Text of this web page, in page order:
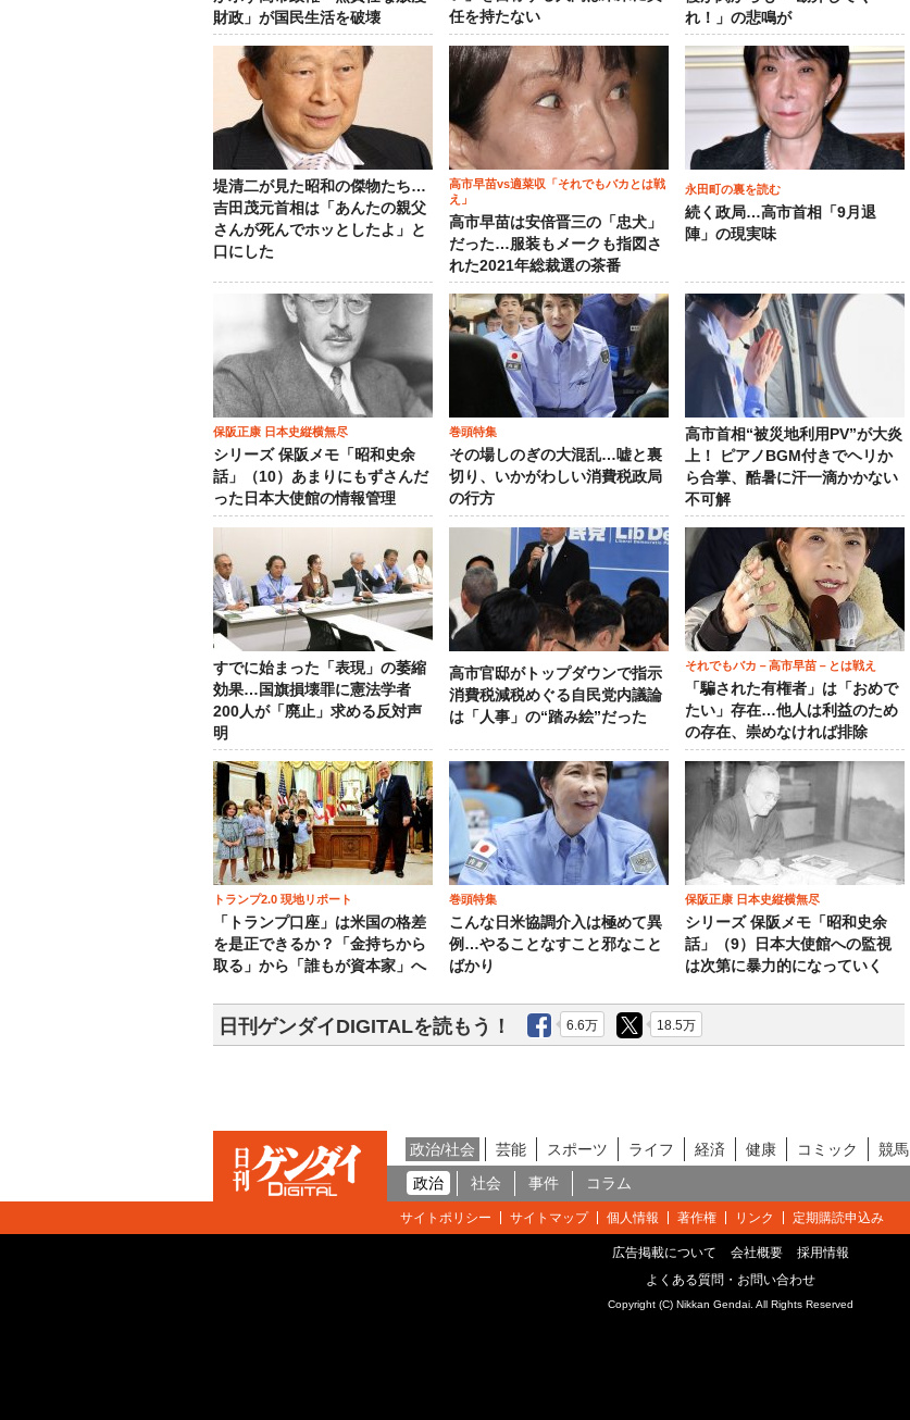
財政」が国民生活を破壊
任を持たない
れ！」の悲鳴が
堤清二が見た昭和の傑物たち…
吉田茂元首相は「あんたの親父
さんが死んでホッとしたよ」と
口にした
高市早苗vs適菜収「それでもバカとは戦
え」
高市早苗は安倍晋三の「忠犬」
だった…服装もメークも指図さ
れた2021年総裁選の茶番
永田町の裏を読む
続く政局…高市首相「9月退
陣」の現実味
保阪正康 日本史縦横無尽
シリーズ 保阪メモ「昭和史余
話」（10）あまりにもずさんだ
った日本大使館の情報管理
巻頭特集
その場しのぎの大混乱…嘘と裏
切り、いかがわしい消費税政局
の行方
高市首相“被災地利用PV”が大炎
上！ ピアノBGM付きでヘリか
ら合掌、酷暑に汗一滴かかない
不可解
すでに始まった「表現」の萎縮
効果…国旗損壊罪に憲法学者
200人が「廃止」求める反対声
明
高市官邸がトップダウンで指示
消費税減税めぐる自民党内議論
は「人事」の“踏み絵”だった
それでもバカ－高市早苗－とは戦え
「騙された有権者」は「おめで
たい」存在…他人は利益のため
の存在、崇めなければ排除
トランプ2.0 現地リポート
「トランプ口座」は米国の格差
を是正できるか？「金持ちから
取る」から「誰もが資本家」へ
巻頭特集
こんな日米協調介入は極めて異
例…やることなすこと邪なこと
ばかり
保阪正康 日本史縦横無尽
シリーズ 保阪メモ「昭和史余
話」（9）日本大使館への監視
は次第に暴力的になっていく
日刊ゲンダイDIGITALを読もう！ 6.6万 18.5万
政治/社会 芸能 スポーツ ライフ 経済 健康 コミック 競馬
政治
社会 事件 コラム
サイトポリシー サイトマップ 個人情報 著作権 リンク 定期購読申込み
広告掲載について 会社概要
採用情報
よくある質問・お問い合わせ
Copyright (C) Nikkan Gendai. All Rights Reserved